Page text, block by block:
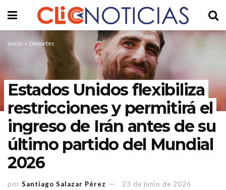
Inicio Deportes
Estados Unidos flexibiliza
restricciones y permitirá el
ingreso de Irán antes de su
último partido del Mundial
2026
por Santiago Salazar Pérez 23 de junio de 2026